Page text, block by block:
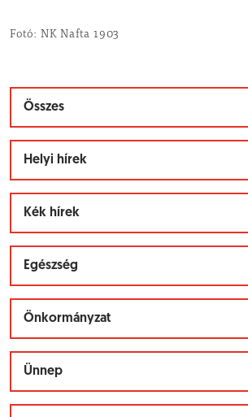
Fotó: NK Nafta 1903
Összes
Helyi hírek
Kék hírek
Egészség
Önkormányzat
Ünnep